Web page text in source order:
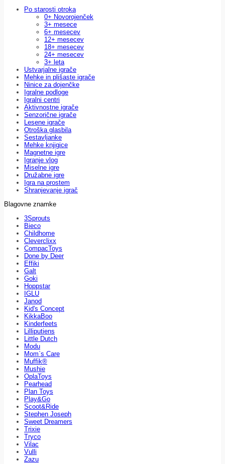
Po starosti otroka
0+ Novorojenček
3+ mesece
6+ mesecev
12+ mesecev
18+ mesecev
24+ mesecev
3+ leta
Ustvarjalne igrače
Mehke in plišaste igrače
Ninice za dojenčke
Igralne podloge
Igralni centri
Aktivnostne igrače
Senzorične igrače
Lesene igrače
Otroška glasbila
Sestavljanke
Mehke knjigice
Magnetne igre
Igranje vlog
Miselne igre
Družabne igre
Igra na prostem
Shranjevanje igrač
Blagovne znamke
3Sprouts
Bieco
Childhome
Cleverclixx
CompacToys
Done by Deer
Effiki
Galt
Goki
Hoppstar
IGLU
Janod
Kid's Concept
KikkaBoo
Kinderfeets
Lilliputiens
Little Dutch
Modu
Mom`s Care
Muffik®
Mushie
OplaToys
Pearhead
Plan Toys
Play&Go
Scoot&Ride
Stephen Joseph
Sweet Dreamers
Trixie
Tryco
Vilac
Vulli
Zazu